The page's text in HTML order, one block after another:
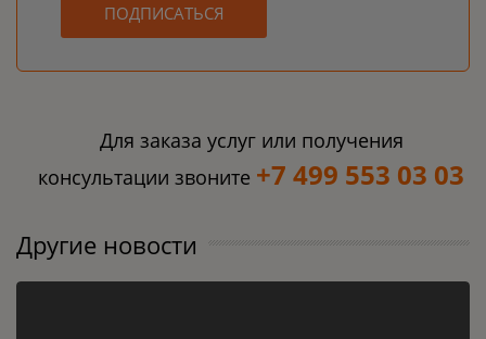
ПОДПИСАТЬСЯ
Для заказа услуг или получения
консультации звоните +7 499 553 03 03
Другие новости